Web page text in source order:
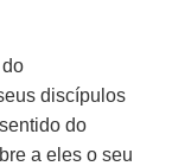
discípulos
do
a eles o seu